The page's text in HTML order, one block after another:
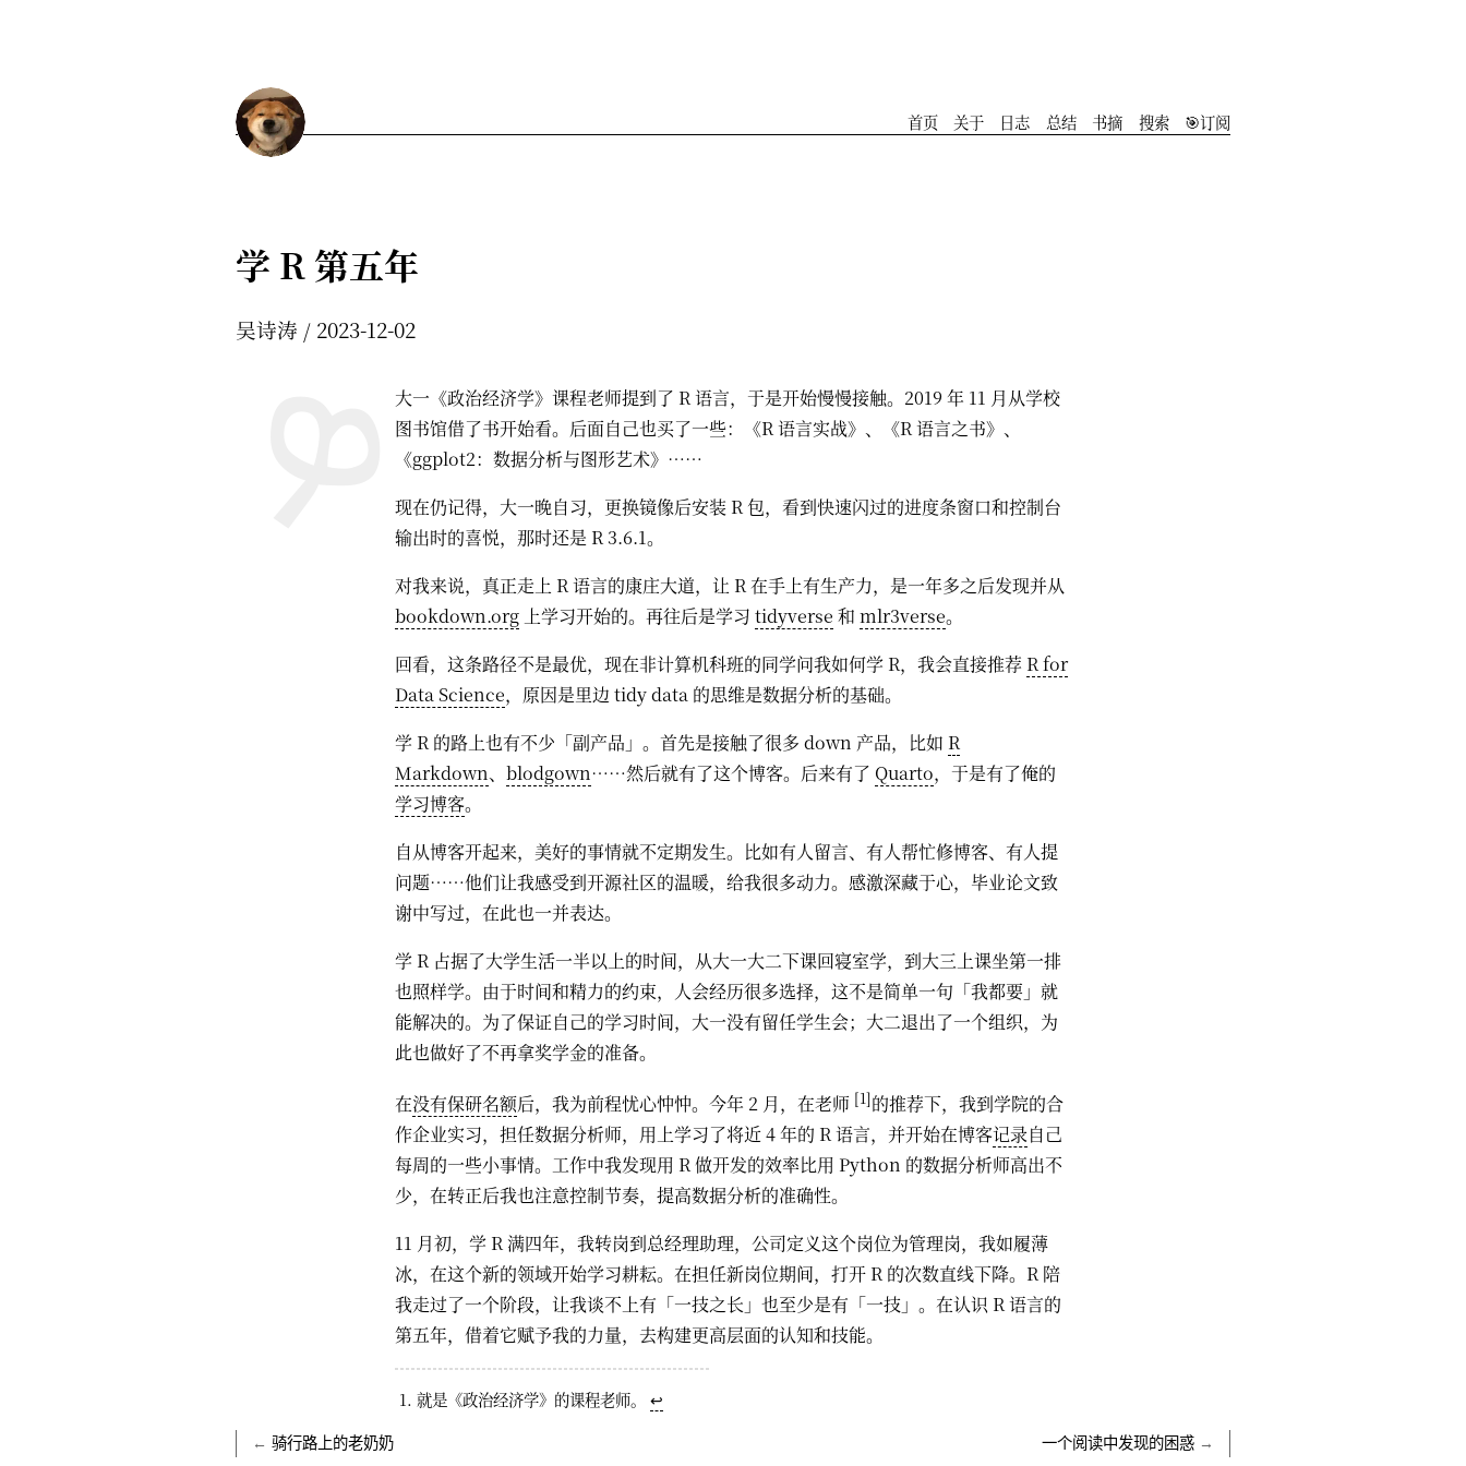
首页 关于 ️日志 总结 书摘 搜索 🎯订阅
学 R 第五年
吴诗涛 2023-12-02
大一《政治经济学》课程老师提到了 R 语言，于是开始慢慢接触。2019 年 11 月从学校
图书馆借了书开始看。后面自己也买了一些：《R 语言实战》、《R 语言之书》、
《ggplot2：数据分析与图形艺术》……
现在仍记得，大一晚自习，更换镜像后安装 R 包，看到快速闪过的进度条窗口和控制台
输出时的喜悦，那时还是 R 3.6.1。
对我来说，真正走上 R 语言的康庄大道，让 R 在手上有生产力，是一年多之后发现并从
bookdown.org 上学习开始的。再往后是学习 tidyverse 和 mlr3verse。
回看，这条路径不是最优，现在非计算机科班的同学问我如何学 R，我会直接推荐 R for
Data Science，原因是里边 tidy data 的思维是数据分析的基础。
学 R 的路上也有不少「副产品」。首先是接触了很多 down 产品，比如 R
Markdown、 blodgown……然后就有了这个博客。后来有了 Quarto，于是有了俺的
学习博客。
自从博客开起来，美好的事情就不定期发生。比如有人留言、有人帮忙修博客、有人提
问题……他们让我感受到开源社区的温暖，给我很多动力。感激深藏于心，毕业论文致
谢中写过，在此也一并表达。
学 R 占据了大学生活一半以上的时间，从大一大二下课回寝室学，到大三上课坐第一排
也照样学。由于时间和精力的约束，人会经历很多选择，这不是简单一句「我都要」就
能解决的。为了保证自己的学习时间，大一没有留任学生会；大二退出了一个组织，为
此也做好了不再拿奖学金的准备。
在没有保研名额后，我为前程忧心忡忡。今年 2 月，在老师 [1]的推荐下，我到学院的合
作企业实习，担任数据分析师，用上学习了将近 4 年的 R 语言，并开始在博客记录自己
每周的一些小事情。工作中我发现用 R 做开发的效率比用 Python 的数据分析师高出不
少，在转正后我也注意控制节奏，提高数据分析的准确性。
11 月初，学 R 满四年，我转岗到总经理助理，公司定义这个岗位为管理岗，我如履薄
冰，在这个新的领域开始学习耕耘。在担任新岗位期间，打开 R 的次数直线下降。R 陪
我走过了一个阶段，让我谈不上有「一技之长」也至少是有「一技」。在认识 R 语言的
第五年，借着它赋予我的力量，去构建更高层面的认知和技能。
就是《政治经济学》的课程老师。 ↩︎
←骑行路上的老奶奶 一个阅读中发现的困惑→